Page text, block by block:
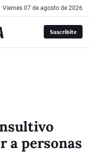
viernes 07 de agosto de 2026
Suscribite
a personas